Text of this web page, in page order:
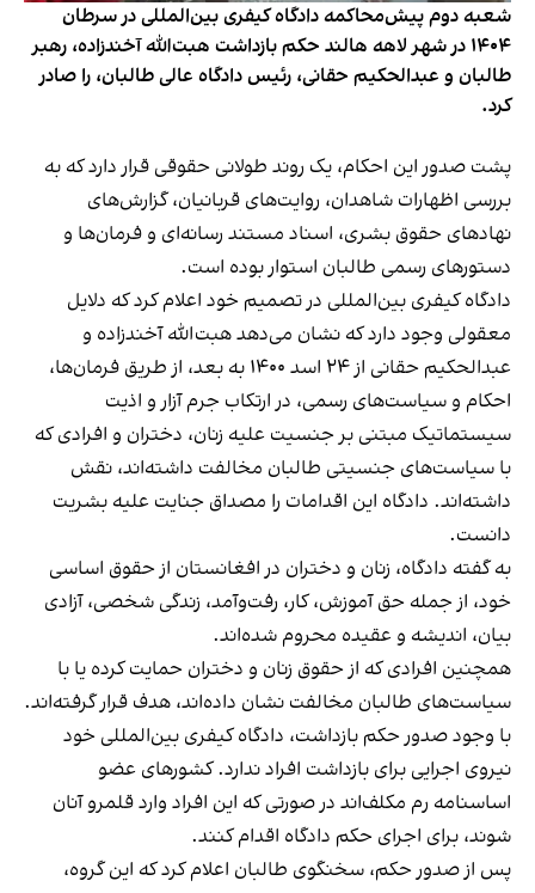
شعبه دوم پیش‌محاکمه دادگاه کیفری بین‌المللی در سرطان
۱۴۰۴ در شهر لاهه هالند حکم بازداشت هبت‌الله آخندزاده، رهبر
طالبان و عبدالحکیم حقانی، رئیس دادگاه عالی طالبان، را صادر
کرد.
پشت صدور این احکام، یک روند طولانی حقوقی قرار دارد که به
بررسی اظهارات شاهدان، روایت‌های قربانیان، گزارش‌های
نهادهای حقوق بشری، اسناد مستند رسانه‌ای و فرمان‌ها و
دستورهای رسمی طالبان استوار بوده است.
دادگاه کیفری بین‌المللی در تصمیم خود اعلام کرد که دلایل
معقولی وجود دارد که نشان می‌دهد هبت‌الله آخندزاده و
عبدالحکیم حقانی از ۲۴ اسد ۱۴۰۰ به بعد، از طریق فرمان‌ها،
احکام و سیاست‌های رسمی، در ارتکاب جرم آزار و اذیت
سیستماتیک مبتنی بر جنسیت علیه زنان، دختران و افرادی که
با سیاست‌های جنسیتی طالبان مخالفت داشته‌اند، نقش
داشته‌اند. دادگاه این اقدامات را مصداق جنایت علیه بشریت
دانست.
به گفته دادگاه، زنان و دختران در افغانستان از حقوق اساسی
خود، از جمله حق آموزش، کار، رفت‌وآمد، زندگی شخصی، آزادی
بیان، اندیشه و عقیده محروم شده‌اند.
همچنین افرادی که از حقوق زنان و دختران حمایت کرده یا با
سیاست‌های طالبان مخالفت نشان داده‌اند، هدف قرار گرفته‌اند.
با وجود صدور حکم بازداشت، دادگاه کیفری بین‌المللی خود
نیروی اجرایی برای بازداشت افراد ندارد. کشورهای عضو
اساسنامه رم مکلف‌اند در صورتی که این افراد وارد قلمرو آنان
شوند، برای اجرای حکم دادگاه اقدام کنند.
پس از صدور حکم، سخنگوی طالبان اعلام کرد که این گروه،